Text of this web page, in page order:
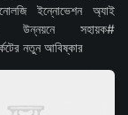
ইন্নোভেশন অ্যাই
উন্নয়নে সহায়ক#
নতুন আবিষ্কার